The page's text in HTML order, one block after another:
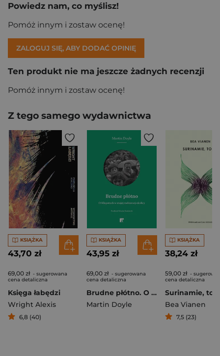
Powiedz nam, co myślisz!
Pomóż innym i zostaw ocenę!
ZALOGUJ SIĘ, ABY DODAĆ OPINIĘ
Ten produkt nie ma jeszcze żadnych recenzji
Pomóż innym i zostaw ocenę!
Z tego samego wydawnictwa
KSIĄŻKA
43,70 zł
69,00 zł - sugerowana
cena detaliczna
Księga łabędzi
Wright Alexis
6,8 (40)
KSIĄŻKA
43,95 zł
69,00 zł - sugerowana
cena detaliczna
Brudne płótno. O Kłopotach w mojej rodzinnej okolicy
Martin Doyle
KSIĄŻKA
38,24 zł
59,00 zł -
cena detaliczna
Surinamie, to
Bea Vianen
7,5 (23)